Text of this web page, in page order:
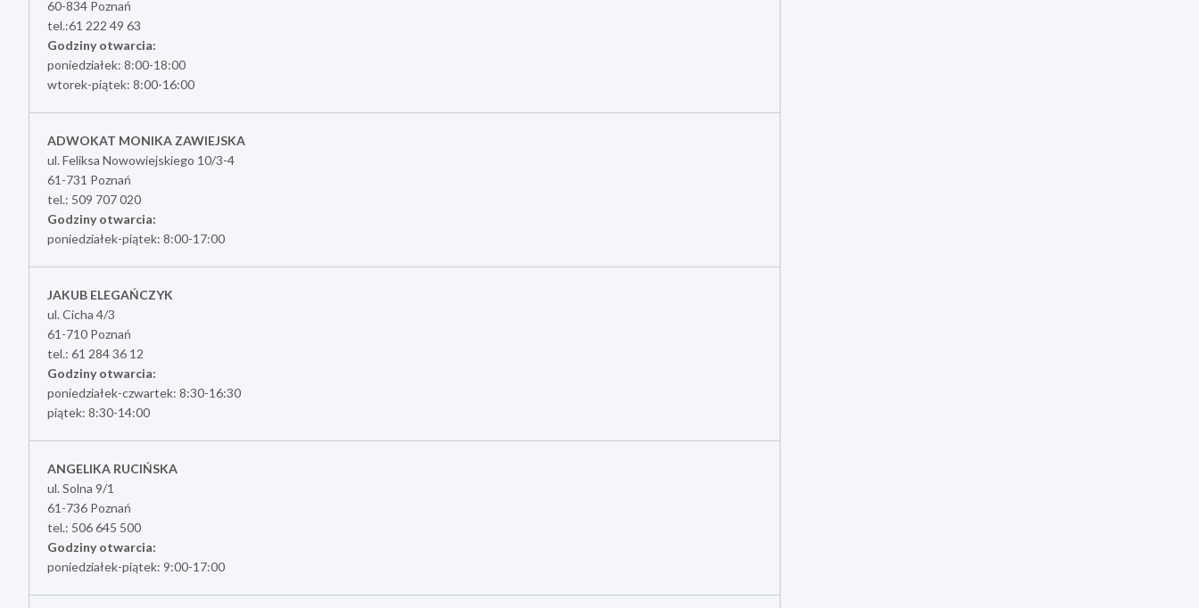
60-834 Poznań
tel.:61 222 49 63
Godziny otwarcia:
poniedziałek: 8:00-18:00
wtorek-piątek: 8:00-16:00
ADWOKAT MONIKA ZAWIEJSKA
ul. Feliksa Nowowiejskiego 10/3-4
61-731 Poznań
tel.: 509 707 020
Godziny otwarcia:
poniedziałek-piątek: 8:00-17:00
JAKUB ELEGAŃCZYK
ul. Cicha 4/3
61-710 Poznań
tel.: 61 284 36 12
Godziny otwarcia:
poniedziałek-czwartek: 8:30-16:30
piątek: 8:30-14:00
ANGELIKA RUCIŃSKA
ul. Solna 9/1
61-736 Poznań
tel.: 506 645 500
Godziny otwarcia:
poniedziałek-piątek: 9:00-17:00